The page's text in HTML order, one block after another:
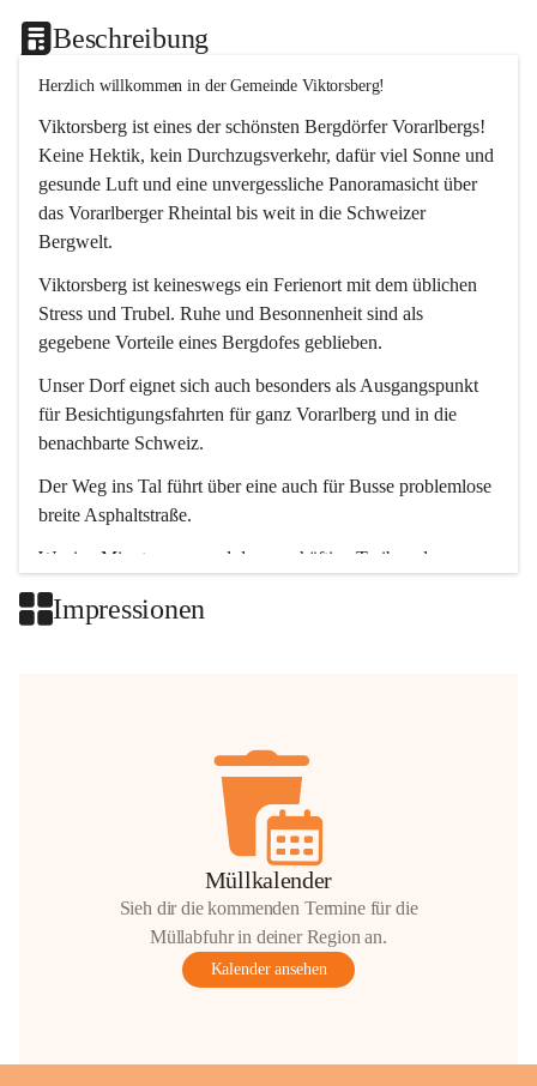
Beschreibung
Herzlich willkommen in der Gemeinde Viktorsberg!
Viktorsberg ist eines der schönsten Bergdörfer Vorarlbergs!
Keine Hektik, kein Durchzugsverkehr, dafür viel Sonne und
gesunde Luft und eine unvergessliche Panoramasicht über
das Vorarlberger Rheintal bis weit in die Schweizer
Bergwelt.
Viktorsberg ist keineswegs ein Ferienort mit dem üblichen
Stress und Trubel. Ruhe und Besonnenheit sind als
gegebene Vorteile eines Bergdofes geblieben.
Unser Dorf eignet sich auch besonders als Ausgangspunkt
für Besichtigungsfahrten für ganz Vorarlberg und in die
benachbarte Schweiz.
Der Weg ins Tal führt über eine auch für Busse problemlose
breite Asphaltstraße.
Wenige Minuten nur, und das geschäftige Treiben der
Impressionen
Müllkalender
Sieh dir die kommenden Termine für die
Müllabfuhr in deiner Region an.
Kalender ansehen